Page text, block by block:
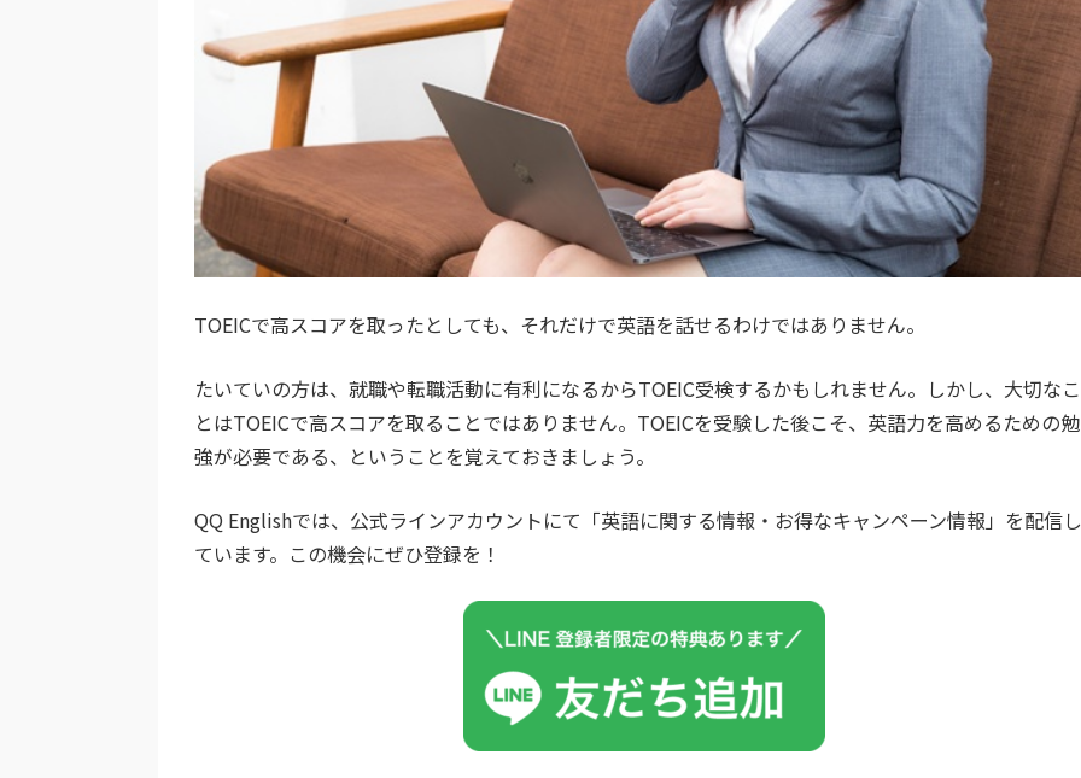
TOEICで高スコアを取ったとしても、それだけで英語を話せるわけではありません。
たいていの方は、就職や転職活動に有利になるからTOEIC受検するかもしれません。しかし、大切なこ
とはTOEICで高スコアを取ることではありません。TOEICを受験した後こそ、英語力を高めるための勉
強が必要である、ということを覚えておきましょう。
QQ Englishでは、公式ラインアカウントにて「英語に関する情報・お得なキャンペーン情報」を配信し
ています。この機会にぜひ登録を！